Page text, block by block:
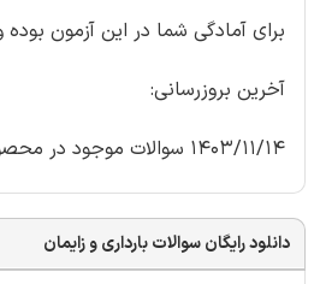
برای آمادگی شما در این آزمون
آخرین بروزرسانی:
1403/11/14 سوالات موجود در محصول آپدیت شد.
دانلود رایگان سوالات بارداری و زایمان